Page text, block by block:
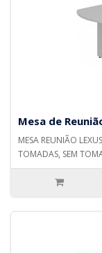
Mesa de
MESA REUNIÃO
TOMADAS, SEM